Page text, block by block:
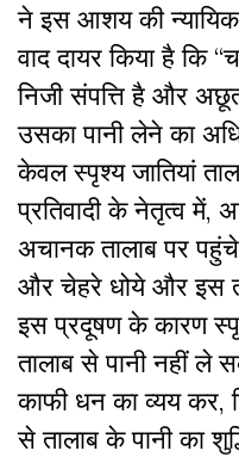
ने इस आशय की
वाद दायर किया है कि
निजी संपत्ति है और
उसका पानी लेने का
केवल स्पृश्य जातियां
प्रतिवादी के नेतृत्व में,
अचानक तालाब पर
और चेहरे धोये और इस
इस प्रदूषण के कारण
तालाब से पानी नहीं
काफी धन का व्यय कर,
से तालाब के पानी का